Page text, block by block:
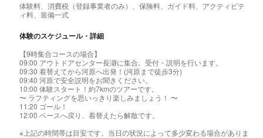
体験料、消費税（登録事業者のみ）、保険料、ガイド料、アクティビテ
ィ料、装備一式
体験のスケジュール・詳細
【9時集合コースの場合】
09:00 アウトドアセンター長瀞に集合。受付・説明を行います。
09:30 着替えてから河原へ出発！(河原まで徒歩3分)
09:40 河原で安全説明をお聞きください。
10:00 体験スタート！約7kmのツアーです。
〜 ラフティングを思いっきり楽しみましょう！ 〜
11:20 ゴール！
12:00 ベースへ戻り、着替えたら解散です。
※上記の時間帯は目安です。当日の状況によって多少変わる場合がありま